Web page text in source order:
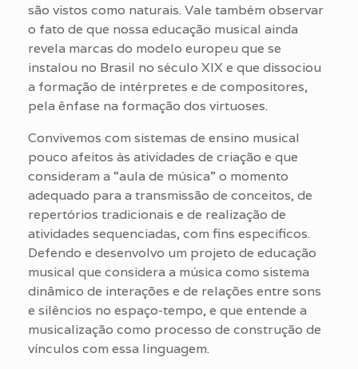
são vistos como naturais. Vale também observar
o fato de que nossa educação musical ainda
revela marcas do modelo europeu que se
instalou no Brasil no século XIX e que dissociou
a formação de intérpretes e de compositores,
pela ênfase na formação dos virtuoses.
Convivemos com sistemas de ensino musical
pouco afeitos às atividades de criação e que
consideram a “aula de música” o momento
adequado para a transmissão de conceitos, de
repertórios tradicionais e de realização de
atividades sequenciadas, com fins específicos.
Defendo e desenvolvo um projeto de educação
musical que considera a música como sistema
dinâmico de interações e de relações entre sons
e silêncios no espaço-tempo, e que entende a
musicalização como processo de construção de
vínculos com essa linguagem.